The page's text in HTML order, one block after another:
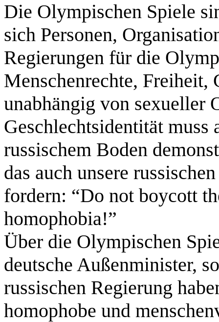
Die Olympischen Spiele
sich Personen,
Regierungen für die
Menschenrechte,
unabhängig von sexueller
Geschlechtsidentität muss
russischem Boden
das auch unsere
fordern: “Do not boycott
homophobia!”
Über die Olympischen
deutsche Außenminister,
russischen Regierung
homophobe und